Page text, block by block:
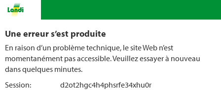
Une erreur s’est produite
En raison d’un problème technique, le site Web n’est
momentanément pas accessible. Veuillez essayer à nouveau
dans quelques minutes.
Session:
d2ot2hgc4h4phsrfe34xhu0r